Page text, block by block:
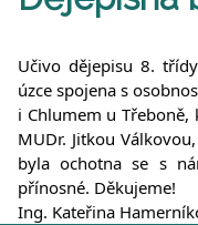
Učivo dějepisu 8.
úzce spojena s
i Chlumem u Třeboně,
MUDr. Jitkou
byla ochotna se s
přínosné. Děkujeme!
Ing. Kateřina